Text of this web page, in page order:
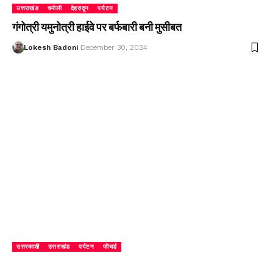
उत्तराखंड चमोली देहरादून पर्यटन
गंगोत्री यमुनोत्री हाईवे पर बर्फबारी बनी मुसीबत
Lokesh Badoni December 30, 2024
उत्तरकाशी उत्तराखंड पर्यटन फीचर्ड